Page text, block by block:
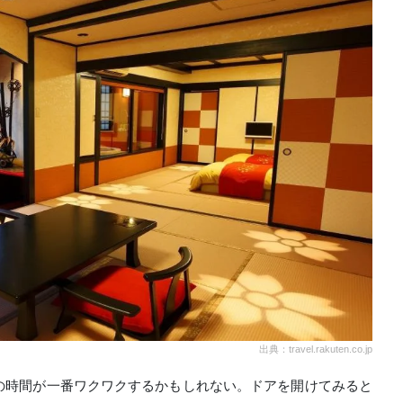
出典：travel.rakuten.co.jp
間が一番ワクワクするかもしれない。ドアを開けてみると